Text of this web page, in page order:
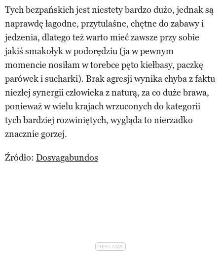
Tych bezpańskich jest niestety bardzo dużo, jednak są
naprawdę łagodne, przytulaśne, chętne do zabawy i
jedzenia, dlatego też warto mieć zawsze przy sobie
jakiś smakołyk w podorędziu (ja w pewnym
momencie nosiłam w torebce pęto kiełbasy, paczkę
parówek i sucharki). Brak agresji wynika chyba z faktu
niezłej synergii człowieka z naturą, za co duże brawa,
ponieważ w wielu krajach wrzuconych do kategorii
tych bardziej rozwiniętych, wygląda to nierzadko
znacznie gorzej.
Źródło: Dosvagabundos